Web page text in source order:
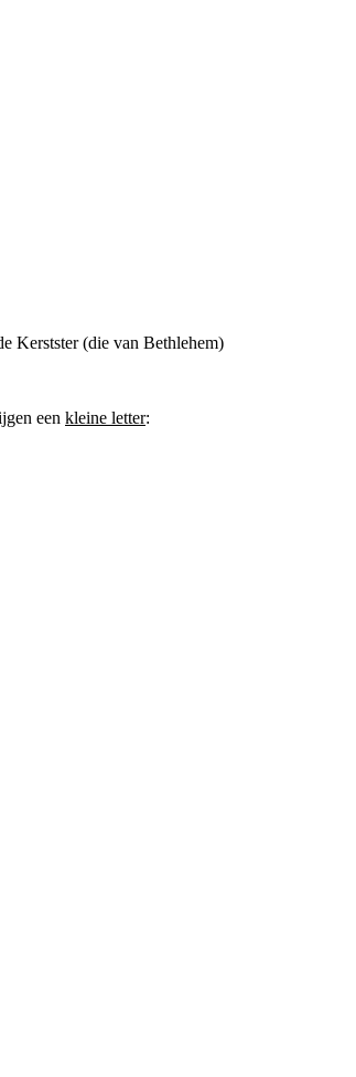
Kerstster (die van Bethlehem)
een kleine letter: